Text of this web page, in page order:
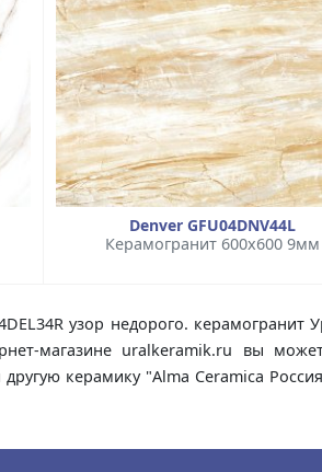
Denver GFU04DNV44L
Керамогранит 600x600 9мм
узор недорого.
магазине uralkeramik.ru вы
другую керамику "Alma Ceramica